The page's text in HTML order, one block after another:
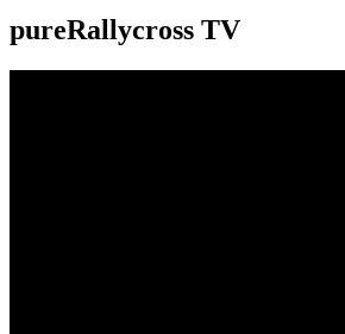
pureRallycross TV